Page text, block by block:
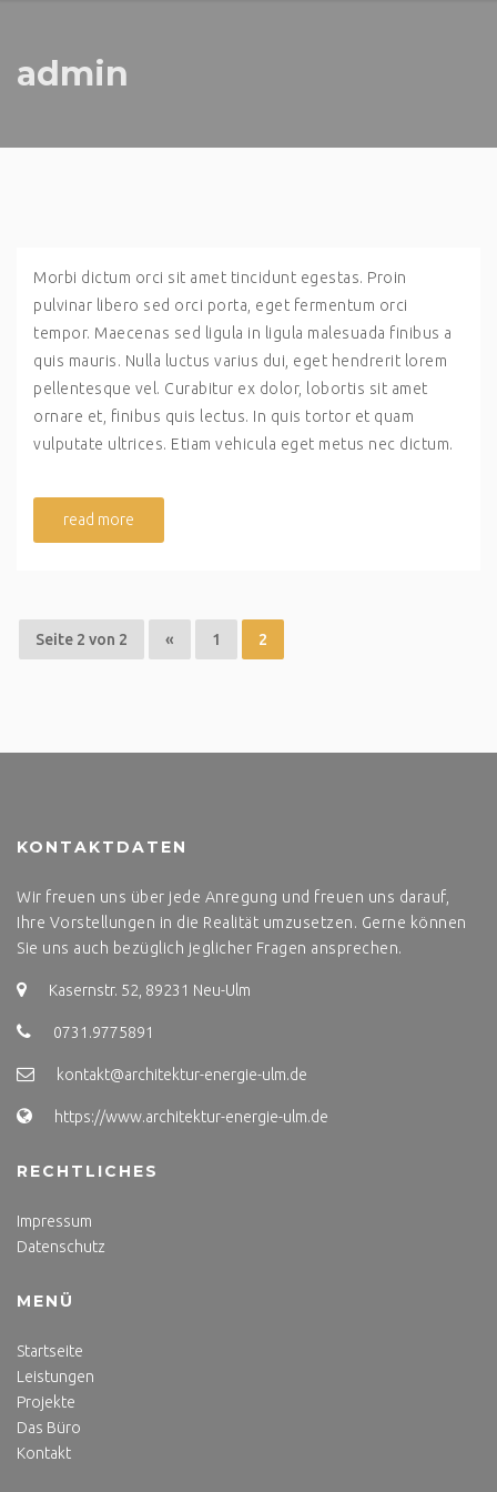
admin
Morbi dictum orci sit amet tincidunt egestas. Proin
pulvinar libero sed orci porta, eget fermentum orci
tempor. Maecenas sed ligula in ligula malesuada finibus a
quis mauris. Nulla luctus varius dui, eget hendrerit lorem
pellentesque vel. Curabitur ex dolor, lobortis sit amet
ornare et, finibus quis lectus. In quis tortor et quam
vulputate ultrices. Etiam vehicula eget metus nec dictum.
read more
Seite 2 von 2 « 1 2
KONTAKTDATEN
Wir freuen uns über jede Anregung und freuen uns darauf,
Ihre Vorstellungen in die Realität umzusetzen. Gerne können
Sie uns auch bezüglich jeglicher Fragen ansprechen.
Kasernstr. 52, 89231 Neu-Ulm
0731.9775891
kontakt@architektur-energie-ulm.de
https://www.architektur-energie-ulm.de
RECHTLICHES
Impressum
Datenschutz
MENÜ
Startseite
Leistungen
Projekte
Das Büro
Kontakt